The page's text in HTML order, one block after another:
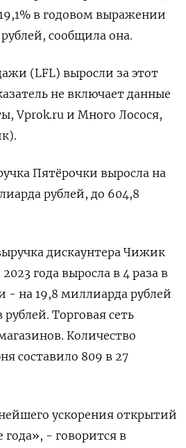
в годовом выражении
сообщила она.
(LFL) выросли за этот
не включает данные
Vprok.ru и Много Лосося,
Пятёрочки выросла на
рублей, до 604,8
дискаунтера Чижик
года выросла в 4 раза в
- на 19,8 миллиарда рублей
Торговая сеть
Количество
составило 809 в 27
ускорения открытий
- говорится в